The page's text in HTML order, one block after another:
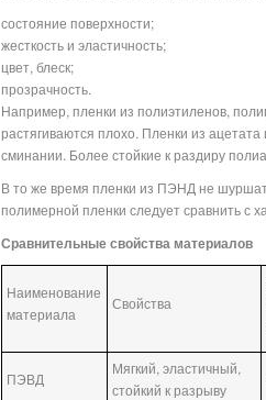
состояние поверхности;
жесткость и эластичность;
цвет, блеск;
прозрачность.
Например, пленки из полиэтиленов,
растягиваются плохо. Пленки из
сминании. Более стойкие к раздиру
В то же время пленки из ПЭНД не шуршат
полимерной пленки следует сравнить с
Сравнительные свойства материалов
Наименование
материала
Свойства
ПЭВД
Мягкий, эластичный,
стойкий к разрыву